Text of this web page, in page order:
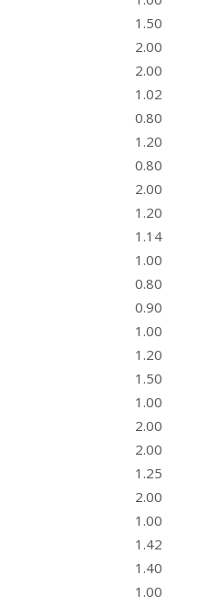
1.50
2.00
2.00
1.02
0.80
1.20
0.80
2.00
1.20
1.14
1.00
0.80
0.90
1.00
1.20
1.50
1.00
2.00
2.00
1.25
2.00
1.00
1.42
1.40
1.00